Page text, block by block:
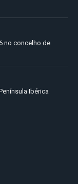
no concelho de
Ibérica